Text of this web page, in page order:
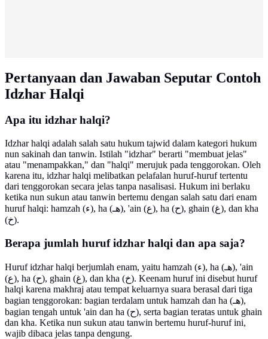
Pertanyaan dan Jawaban Seputar Contoh
Idzhar Halqi
Apa itu idzhar halqi?
Idzhar halqi adalah salah satu hukum tajwid dalam kategori hukum
nun sakinah dan tanwin. Istilah "idzhar" berarti "membuat jelas"
atau "menampakkan," dan "halqi" merujuk pada tenggorokan. Oleh
karena itu, idzhar halqi melibatkan pelafalan huruf-huruf tertentu
dari tenggorokan secara jelas tanpa nasalisasi. Hukum ini berlaku
ketika nun sukun atau tanwin bertemu dengan salah satu dari enam
huruf halqi: hamzah (ء), ha (هـ), 'ain (ع), ha (ح), ghain (غ), dan kha
(خ).
Berapa jumlah huruf idzhar halqi dan apa saja?
Huruf idzhar halqi berjumlah enam, yaitu hamzah (ء), ha (هـ), 'ain
(ع), ha (ح), ghain (غ), dan kha (خ). Keenam huruf ini disebut huruf
halqi karena makhraj atau tempat keluarnya suara berasal dari tiga
bagian tenggorokan: bagian terdalam untuk hamzah dan ha (هـ),
bagian tengah untuk 'ain dan ha (ح), serta bagian teratas untuk ghain
dan kha. Ketika nun sukun atau tanwin bertemu huruf-huruf ini,
wajib dibaca jelas tanpa dengung.